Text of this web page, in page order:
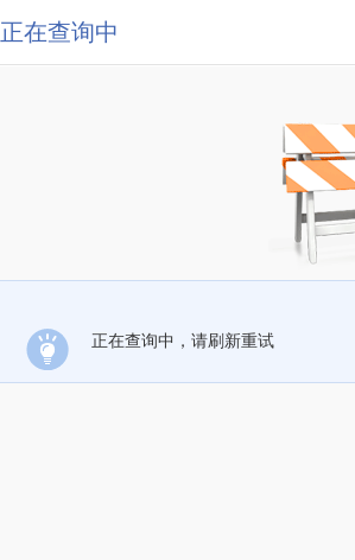
正在查询中
正在查询中，请刷新重试